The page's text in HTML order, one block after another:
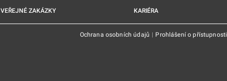
VEŘEJNÉ ZAKÁZKY KARIÉRA
Ochrana osobních údajů | Prohlášení o přístupnosti